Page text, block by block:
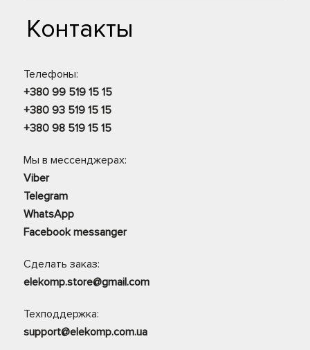
Контакты
Телефоны:
+380 99 519 15 15
+380 93 519 15 15
+380 98 519 15 15
Мы в мессенджерах:
Viber
Telegram
WhatsApp
Facebook messanger
Сделать заказ:
elekomp.store@gmail.com
Техподдержка:
support@elekomp.com.ua